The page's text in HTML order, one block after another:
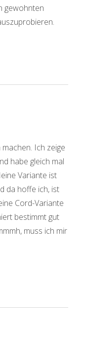
gewohnten
Ich zeige
habe gleich mal
Variante ist
da hoffe ich, ist
Cord-Variante
bestimmt gut
muss ich mir